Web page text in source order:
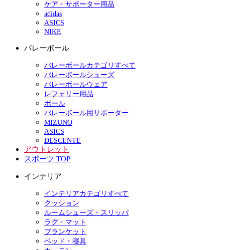
ケア・サポーター用品
adidas
ASICS
NIKE
バレーボール
バレーボールカテゴリすべて
バレーボールシューズ
バレーボールウェア
レフェリー用品
ボール
バレーボール用サポーター
MIZUNO
ASICS
DESCENTE
アウトレット
スポーツ TOP
インテリア
インテリアカテゴリすべて
クッション
ルームシューズ・スリッパ
ラグ・マット
ブランケット
ベッド・寝具